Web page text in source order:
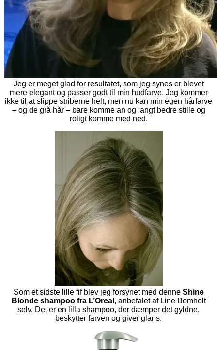
Jeg er meget glad for resultatet, som jeg synes er blevet
mere elegant og passer godt til min hudfarve. Jeg kommer
ikke til at slippe striberne helt, men nu kan min egen hårfarve
– og de grå hår – bare komme an og langt bedre stille og
roligt komme med ned.
Som et sidste lille fif blev jeg forsynet med denne Shine
Blonde shampoo fra L’Oreal , anbefalet af Line Bomholt
selv. Det er en lilla shampoo, der dæmper det gyldne,
beskytter farven og giver glans.